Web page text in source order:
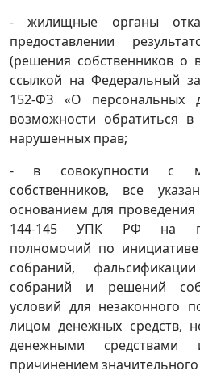
- жилищные органы
предоставлении
(решения собственников о
ссылкой на Федеральный
152-ФЗ «О персональных
возможности обратиться
нарушенных прав;
- в совокупности с
собственников, все
основанием для проведения
144-145 УПК РФ на
полномочий по
собраний,
собраний и решений
условий для незаконного
лицом денежных средств,
денежными
причинением